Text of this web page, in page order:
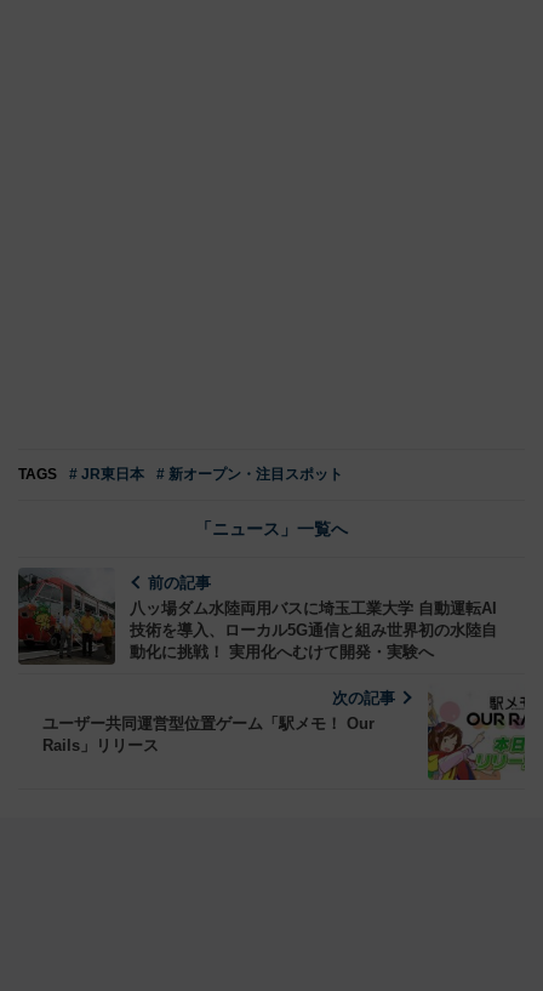
TAGS # JR東日本 # 新オープン・注目スポット
「ニュース」一覧へ
前の記事
八ッ場ダム水陸両用バスに埼玉工業大学 自動運転AI
技術を導入、ローカル5G通信と組み世界初の水陸自
動化に挑戦！ 実用化へむけて開発・実験へ
次の記事
ユーザー共同運営型位置ゲーム「駅メモ！ Our
Rails」リリース